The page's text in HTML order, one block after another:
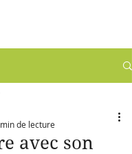
avec son
de lecture